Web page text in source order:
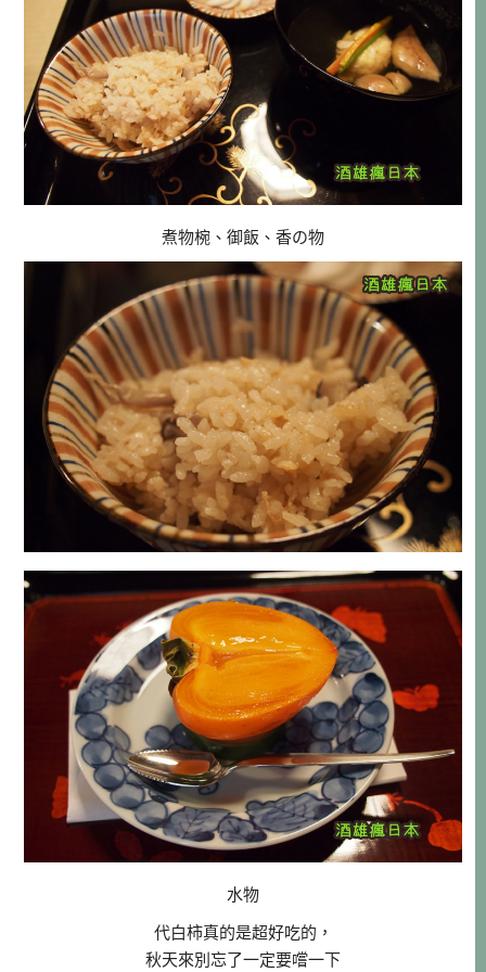
煮物椀、御飯、香の物
水物
代白柿真的是超好吃的，
秋天來別忘了一定要嚐一下